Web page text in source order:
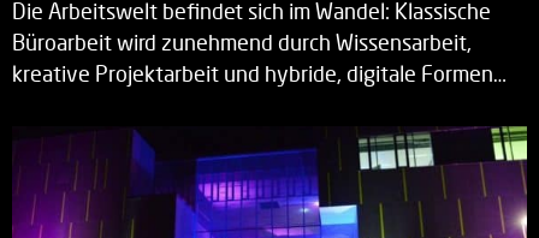
Die Arbeitswelt befindet sich im Wandel: Klassische
Büroarbeit wird zunehmend durch Wissensarbeit,
kreative Projektarbeit und hybride, digitale Formen…